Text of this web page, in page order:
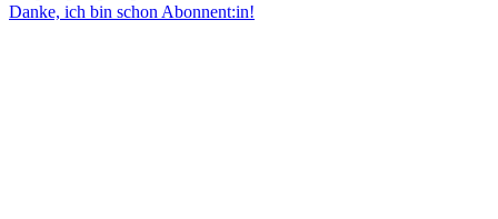
Danke, ich bin schon Abonnent:in!